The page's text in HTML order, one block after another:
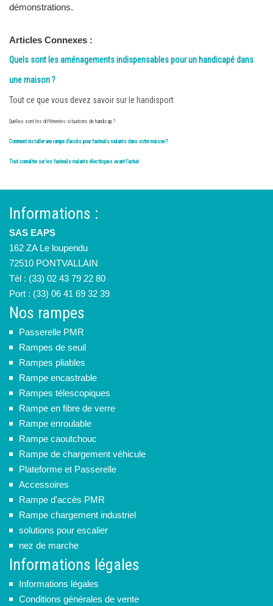
démonstrations.
Articles Connexes :
Quels sont les aménagements indispensables pour un handicapé dans
une maison ?
Tout ce que vous devez savoir sur le handisport
Quelles sont les différentes situations de handicap ?
Comment installer une rampe d'accès pour fauteuils roulants dans votre maison ?
Tout connaître sur les fauteuils roulants électriques avant l'achat
Informations :
SAS EAPS
162 ZA Le loupendu
72510 PONTVALLAIN
Tèl : (33) 02 43 79 22 80
Port : (33) 06 41 69 32 39
Nos rampes
Passerelle PMR
Rampes de seuil
Rampes pliables
Rampe encastrable
Rampes télescopiques
Rampe en fibre de verre
Rampe enroulable
Rampe caoutchouc
Rampe de chargement véhicule
Plateforme et Passerelle
Accessoires
Rampe d'accès PMR
Rampe chargement industriel
solutions pour escalier
nez de marche
Informations légales
Informations légales
Conditions générales de vente